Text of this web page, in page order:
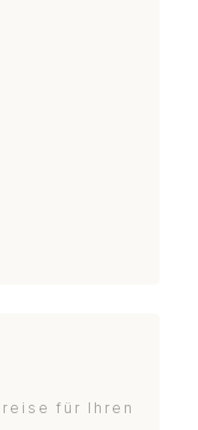
für Ihren